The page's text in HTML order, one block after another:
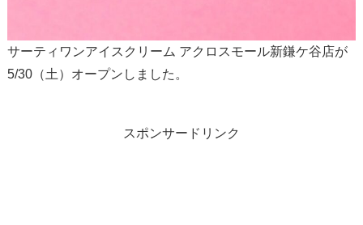
サーティワンアイスクリーム アクロスモール新鎌ケ谷店が
5/30（土）オープンしました。
スポンサードリンク